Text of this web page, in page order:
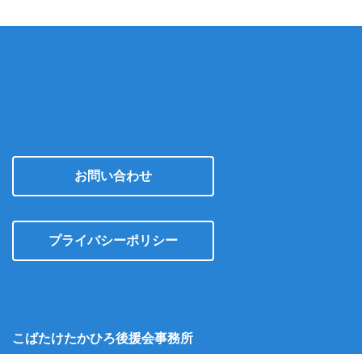
お問い合わせ
プライバシーポリシー
こばたけたかひろ後援会事務所